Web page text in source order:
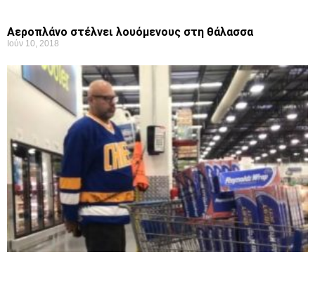
Aεροπλάνο στέλνει λουόμενους στη θάλασσα
Ιούν 10, 2018